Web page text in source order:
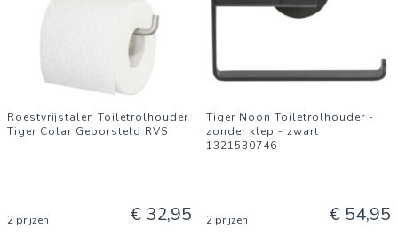
Roestvrijstalen Toiletrolhouder
Tiger Colar Geborsteld RVS
2 prijzen € 32,95
Tiger Noon Toiletrolhouder -
zonder klep - zwart
1321530746
2 prijzen € 54,95